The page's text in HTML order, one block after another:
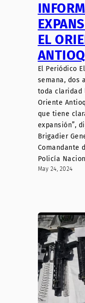
EL
El Periódico
semana, dos
toda claridad
Oriente
que tiene
expansión”,
Brigadier
Comandante
Policía
May 24, 2024